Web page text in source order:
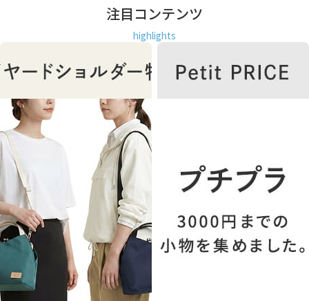
注目コンテンツ
highlights